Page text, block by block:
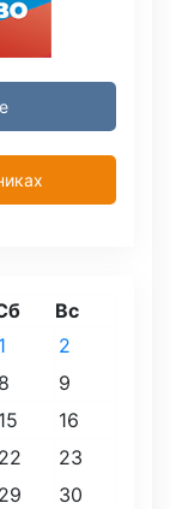
Вс
1
2
8
9
15
16
22
23
29
30